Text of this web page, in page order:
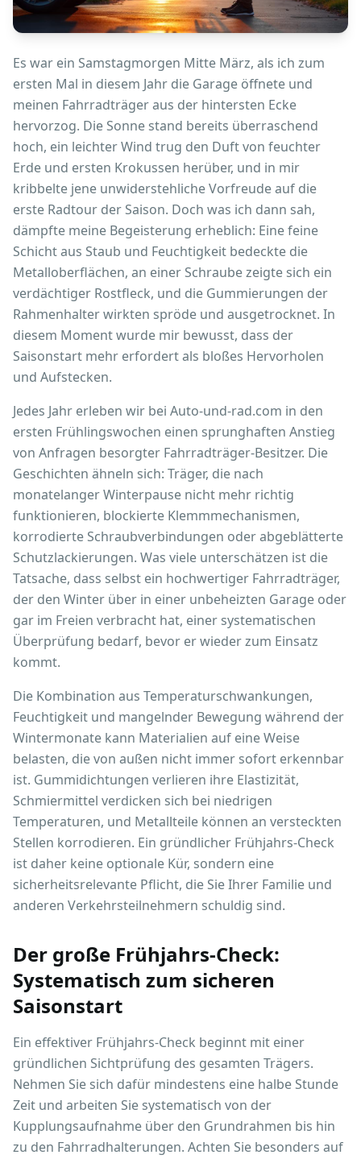
Es war ein Samstagmorgen Mitte März, als ich zum
ersten Mal in diesem Jahr die Garage öffnete und
meinen Fahrradträger aus der hintersten Ecke
hervorzog. Die Sonne stand bereits überraschend
hoch, ein leichter Wind trug den Duft von feuchter
Erde und ersten Krokussen herüber, und in mir
kribbelte jene unwiderstehliche Vorfreude auf die
erste Radtour der Saison. Doch was ich dann sah,
dämpfte meine Begeisterung erheblich: Eine feine
Schicht aus Staub und Feuchtigkeit bedeckte die
Metalloberflächen, an einer Schraube zeigte sich ein
verdächtiger Rostfleck, und die Gummierungen der
Rahmenhalter wirkten spröde und ausgetrocknet. In
diesem Moment wurde mir bewusst, dass der
Saisonstart mehr erfordert als bloßes Hervorholen
und Aufstecken.
Jedes Jahr erleben wir bei Auto-und-rad.com in den
ersten Frühlingswochen einen sprunghaften Anstieg
von Anfragen besorgter Fahrradträger-Besitzer. Die
Geschichten ähneln sich: Träger, die nach
monatelanger Winterpause nicht mehr richtig
funktionieren, blockierte Klemmmechanismen,
korrodierte Schraubverbindungen oder abgeblätterte
Schutzlackierungen. Was viele unterschätzen ist die
Tatsache, dass selbst ein hochwertiger Fahrradträger,
der den Winter über in einer unbeheizten Garage oder
gar im Freien verbracht hat, einer systematischen
Überprüfung bedarf, bevor er wieder zum Einsatz
kommt.
Die Kombination aus Temperaturschwankungen,
Feuchtigkeit und mangelnder Bewegung während der
Wintermonate kann Materialien auf eine Weise
belasten, die von außen nicht immer sofort erkennbar
ist. Gummidichtungen verlieren ihre Elastizität,
Schmiermittel verdicken sich bei niedrigen
Temperaturen, und Metallteile können an versteckten
Stellen korrodieren. Ein gründlicher Frühjahrs-Check
ist daher keine optionale Kür, sondern eine
sicherheitsrelevante Pflicht, die Sie Ihrer Familie und
anderen Verkehrsteilnehmern schuldig sind.
Der große Frühjahrs-Check:
Systematisch zum sicheren
Saisonstart
Ein effektiver Frühjahrs-Check beginnt mit einer
gründlichen Sichtprüfung des gesamten Trägers.
Nehmen Sie sich dafür mindestens eine halbe Stunde
Zeit und arbeiten Sie systematisch von der
Kupplungsaufnahme über den Grundrahmen bis hin
zu den Fahrradhalterungen. Achten Sie besonders auf